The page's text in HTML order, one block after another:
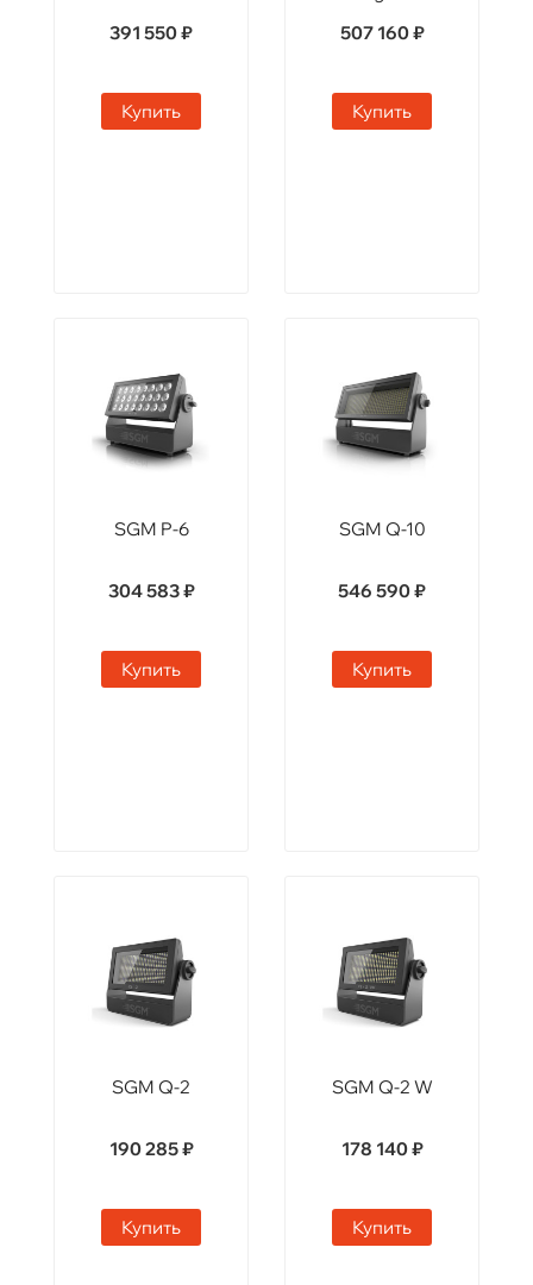
391 550 ₽
Купить
507 160 ₽
Купить
SGM P-6
304 583 ₽
Купить
SGM Q-10
546 590 ₽
Купить
SGM Q-2
190 285 ₽
Купить
SGM Q-2 W
178 140 ₽
Купить